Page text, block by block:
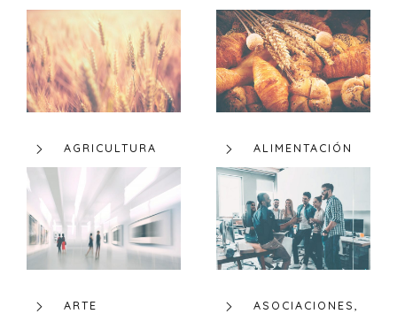
AGRICULTURA ALIMENTACIÓN
ARTE
ASOCIACIONES,